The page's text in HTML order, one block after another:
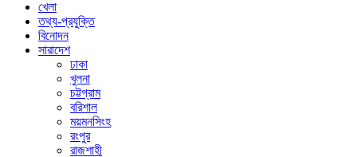
খেলা
তথ্য-প্রযুক্তি
বিনোদন
সারাদেশ
ঢাকা
খুলনা
চট্টগ্রাম
বরিশাল
ময়মনসিংহ
রংপুর
রাজশাহী